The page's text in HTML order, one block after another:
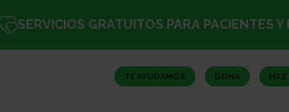
SERVICIOS GRATUITOS PARA PACIENTES Y
TE AYUDAMOS DONA